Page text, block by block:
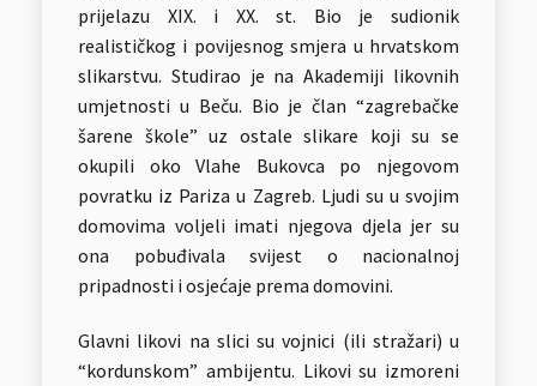
prijelazu XIX. i XX. st. Bio je sudionik
realističkog i povijesnog smjera u hrvatskom
slikarstvu. Studirao je na Akademiji likovnih
umjetnosti u Beču. Bio je član “zagrebačke
šarene škole” uz ostale slikare koji su se
okupili oko Vlahe Bukovca po njegovom
povratku iz Pariza u Zagreb. Ljudi su u svojim
domovima voljeli imati njegova djela jer su
ona pobuđivala svijest o nacionalnoj
pripadnosti i osjećaje prema domovini.
Glavni likovi na slici su vojnici (ili stražari) u
“kordunskom” ambijentu. Likovi su izmoreni